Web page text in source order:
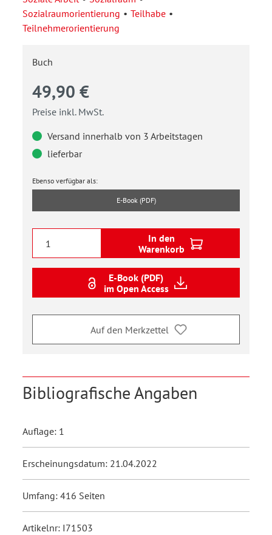
Sozialraumorientierung
Teilhabe
Teilnehmerorientierung
Buch
49,90 €
Preise inkl. MwSt.
Versand innerhalb von 3 Arbeitstagen
lieferbar
Ebenso verfügbar als:
E-Book (PDF)
In den
Warenkorb
E-Book (PDF)
im Open Access
Auf den Merkzettel
Bibliografische Angaben
Auflage: 1
Erscheinungsdatum: 21.04.2022
Umfang: 416 Seiten
Artikelnr: I71503